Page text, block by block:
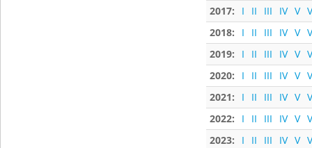
2017:
I II III IV V
2018:
I II III IV V
2019:
I II III IV V
2020:
I II III IV V
2021:
I II III IV V
2022:
I II III IV V
2023:
I II III IV V